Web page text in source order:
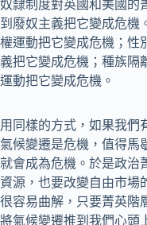
奴隸制度對英國和美國的
到廢奴主義把它變成危機
權運動把它變成危機；性
義把它變成危機；種族隔
運動把它變成危機。
用同樣的方式，如果我們
氣候變遷是危機，值得馬
就會成為危機。於是政治
資源，也要改變自由市場
很容易曲解，只要菁英階
將氣候變遷推到我們心頭